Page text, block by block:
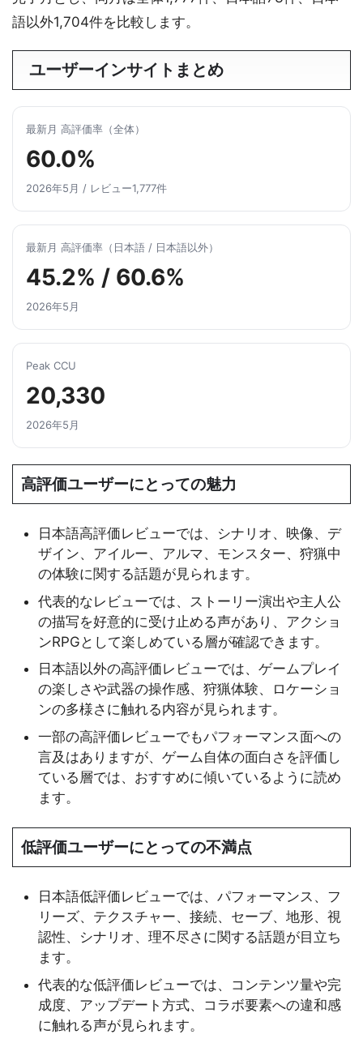
語以外1,704件を比較します。
ユーザーインサイトまとめ
最新月 高評価率（全体）
60.0%
2026年5月 / レビュー1,777件
最新月 高評価率（日本語 / 日本語以外）
45.2% / 60.6%
2026年5月
Peak CCU
20,330
2026年5月
高評価ユーザーにとっての魅力
日本語高評価レビューでは、シナリオ、映像、デ
ザイン、アイルー、アルマ、モンスター、狩猟中
の体験に関する話題が見られます。
代表的なレビューでは、ストーリー演出や主人公
の描写を好意的に受け止める声があり、アクショ
ンRPGとして楽しめている層が確認できます。
日本語以外の高評価レビューでは、ゲームプレイ
の楽しさや武器の操作感、狩猟体験、ロケーショ
ンの多様さに触れる内容が見られます。
一部の高評価レビューでもパフォーマンス面への
言及はありますが、ゲーム自体の面白さを評価し
ている層では、おすすめに傾いているように読め
ます。
低評価ユーザーにとっての不満点
日本語低評価レビューでは、パフォーマンス、フ
リーズ、テクスチャー、接続、セーブ、地形、視
認性、シナリオ、理不尽さに関する話題が目立ち
ます。
代表的な低評価レビューでは、コンテンツ量や完
成度、アップデート方式、コラボ要素への違和感
に触れる声が見られます。